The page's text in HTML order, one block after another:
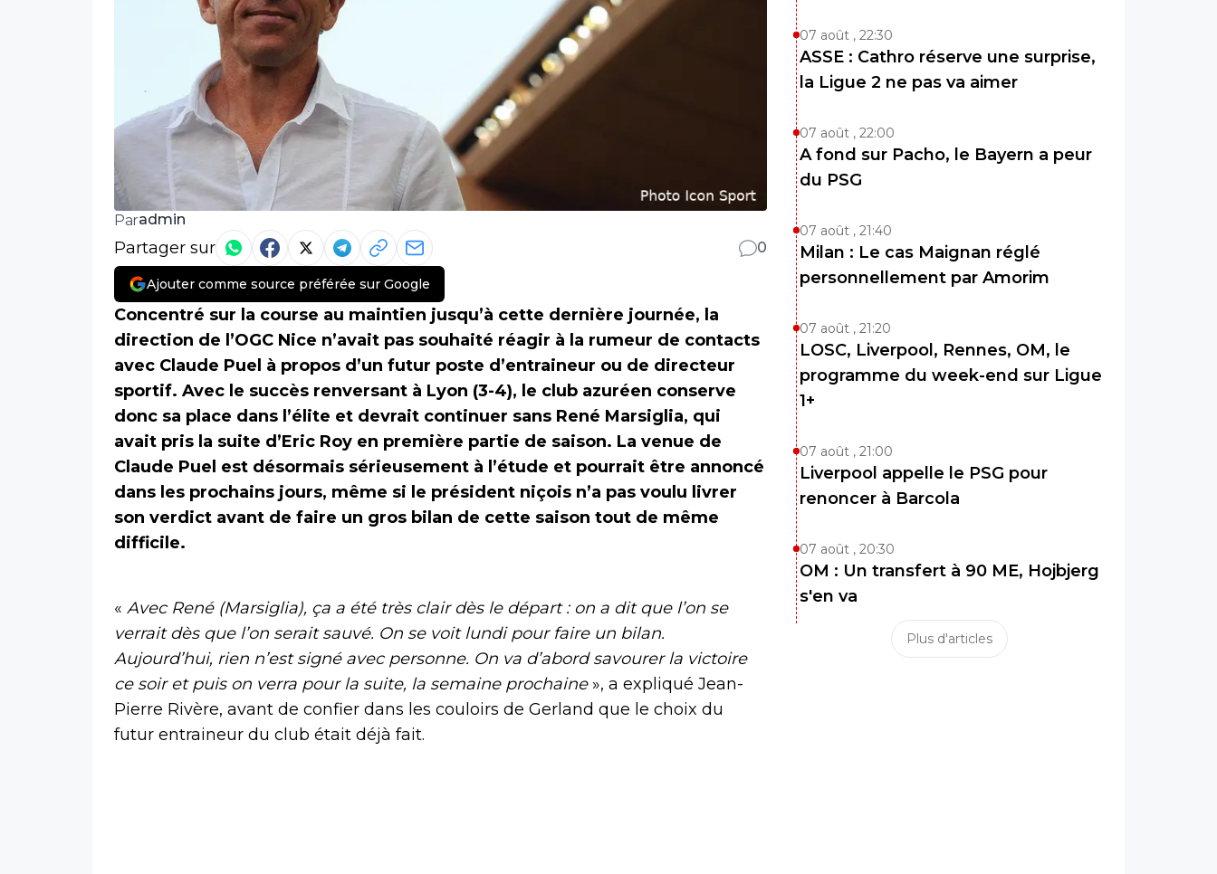
Paradmin
Partager sur 0
Ajouter comme source préférée sur Google
Concentré sur la course au maintien jusqu’à cette dernière journée, la
direction de l’OGC Nice n’avait pas souhaité réagir à la rumeur de contacts
avec Claude Puel à propos d’un futur poste d’entraineur ou de directeur
sportif. Avec le succès renversant à Lyon (3-4), le club azuréen conserve
donc sa place dans l’élite et devrait continuer sans René Marsiglia, qui
avait pris la suite d’Eric Roy en première partie de saison. La venue de
Claude Puel est désormais sérieusement à l’étude et pourrait être annoncé
dans les prochains jours, même si le président niçois n’a pas voulu livrer
son verdict avant de faire un gros bilan de cette saison tout de même
difficile.
« Avec René (Marsiglia), ça a été très clair dès le départ : on a dit que l’on se
verrait dès que l’on serait sauvé. On se voit lundi pour faire un bilan.
Aujourd’hui, rien n’est signé avec personne. On va d’abord savourer la victoire
ce soir et puis on verra pour la suite, la semaine prochaine», a expliqué Jean-
Pierre Rivère, avant de confier dans les couloirs de Gerland que le choix du
futur entraineur du club était déjà fait.
07 août , 22:30
ASSE : Cathro réserve une surprise,
la Ligue 2 ne pas va aimer
07 août , 22:00
A fond sur Pacho, le Bayern a peur
du PSG
07 août , 21:40
Milan : Le cas Maignan réglé
personnellement par Amorim
07 août , 21:20
LOSC, Liverpool, Rennes, OM, le
programme du week-end sur Ligue
1+
07 août , 21:00
Liverpool appelle le PSG pour
renoncer à Barcola
07 août , 20:30
OM : Un transfert à 90 ME, Hojbjerg
s'en va
Plus d'articles